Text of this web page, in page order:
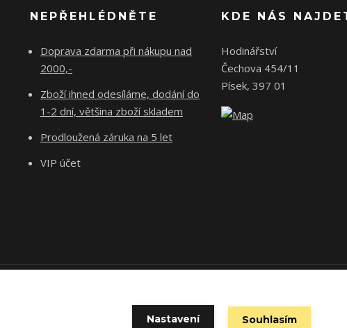
NEPŘEHLÉDNĚTE
Doprava zdarma při nákupu nad
2000,-
Zboží ihned odesíláme, dodání do
1-2 dní, většina zboží skladem
Prodloužená záruka na 5 let
VIP účet
KDE NÁS
Hodinářství
Čechova 454/11
Písek, 397 01
technického výpadku pak nejpozději do 48 hodin.
Nastavení Souhlasím